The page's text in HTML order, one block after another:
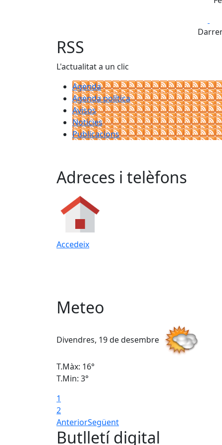
RSS
L'actualitat a un clic
Agenda
Agenda política
Avisos
Notícies
Publicacions
Adreces i telèfons
Accedeix
Meteo
Divendres, 19 de desembre
T.Màx: 16°
T.Min: 3°
1
2
AnteriorSegüent
Butlletí digital